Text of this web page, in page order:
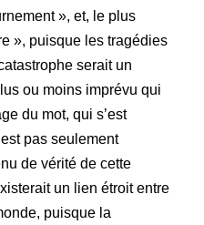
», et, le plus
», puisque les tragédies
serait un
ou moins imprévu qui
du mot, qui s’est
pas seulement
de vérité de cette
un lien étroit entre
puisque la